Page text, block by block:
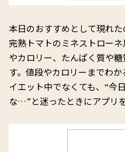
本日のおすすめとして現れた
完熟トマトのミネストロー
やカロリー、たんぱく質や
す。値段やカロリーまでわ
イエット中でなくても、“今
な…”と迷ったときにアプリ